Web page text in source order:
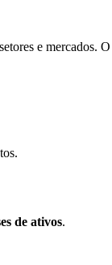
e mercados.
de ativos.